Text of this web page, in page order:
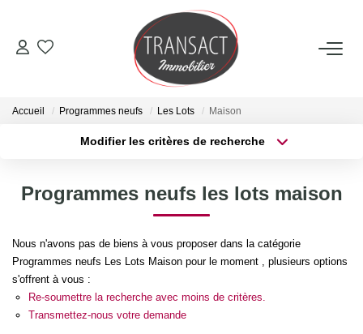
ACCUEIL
Qui Sommes-Nous
Accueil Programmes neufs Les Lots Maison
Modifier les critères de recherche
Sélectionnez...
Type de bien
Budget max Plus de critères
Programmes neufs les lots maison
Nous n'avons pas de biens à vous proposer dans la catégorie
Programmes neufs Les Lots Maison pour le moment , plusieurs options
s'offrent à vous :
Re-soumettre la recherche avec moins de critères.
Transmettez-nous votre demande